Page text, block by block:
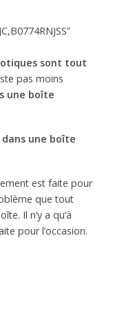
sont tout
pas moins
une boîte
une boîte
est faite pour
que tout
Il n’y a qu’à
pour l’occasion.